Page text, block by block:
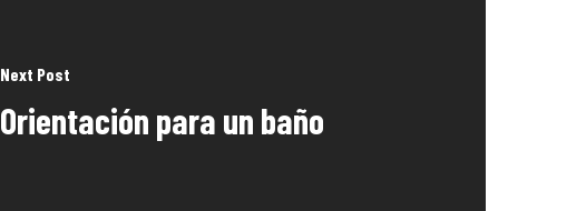
Next Post
Orientación para un baño